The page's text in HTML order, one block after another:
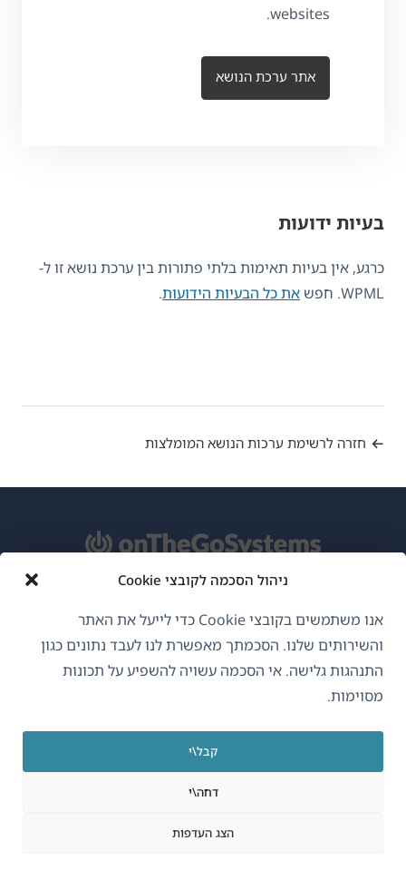
ניהול הסכמה לקובצי Cookie
אנו משתמשים בקובצי Cookie כדי לייעל את האתר
והשירותים שלנו. הסכמתך מאפשרת לנו לעבד נתונים כגון
התנהגות גלישה. אי הסכמה עשויה להשפיע על תכונות
מסוימות.
קבל\י
דחה\י
הצג העדפות
websites.
אתר ערכת הנושא
בעיות ידועות
כרגע, אין בעיות תאימות בלתי פתורות בין ערכת נושא זו ל-
WPML. חפש
את כל הבעיות הידועות.
חזרה לרשימת ערכות הנושא המומלצות
עברית
GDPR ומדיניות פרטיות
הצטרף לצוות שלנו(נפתח
בחלון
חדש)
בחלון
חדש)
בחלון